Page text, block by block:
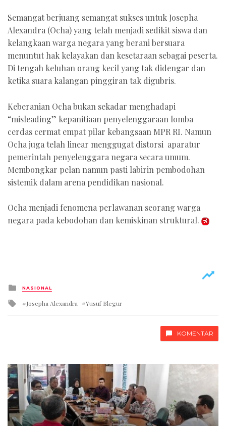
Semangat berjuang semangat sukses untuk Josepha
Alexandra (Ocha) yang telah menjadi sedikit siswa dan
kelangkaan warga negara yang berani bersuara
menuntut hak kelayakan dan kesetaraan sebagai peserta.
Di tengah keluhan orang kecil yang tak didengar dan
ketika suara kalangan pinggiran tak digubris.
Keberanian Ocha bukan sekadar menghadapi
“misleading” kepanitiaan penyelenggaraan lomba
cerdas cermat empat pilar kebangsaan MPR RI. Namun
Ocha juga telah linear menggugat distorsi aparatur
pemerintah penyelenggara negara secara umum.
Membongkar pelan namun pasti labirin pembodohan
sistemik dalam arena pendidikan nasional.
Ocha menjadi fenomena perlawanan seorang warga
negara pada kebodohan dan kemiskinan struktural.
Posted
in
NASIONAL
Tagged
with
Josepha Alexandra Yusuf Blegur
KOMENTAR